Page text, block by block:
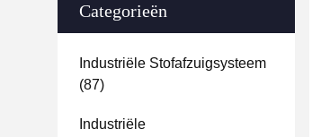
Categorieën
Industriële Stofafzuigsysteem
(87)
Industriële